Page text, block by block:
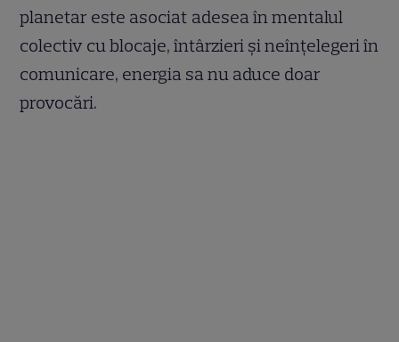
planetar este asociat adesea în mentalul
colectiv cu blocaje, întârzieri și neînțelegeri în
comunicare, energia sa nu aduce doar
provocări.